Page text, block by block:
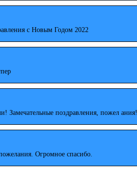
с Новым Годом 2022
Замечательные поздравления, пожел ания!
Огромное спасибо.